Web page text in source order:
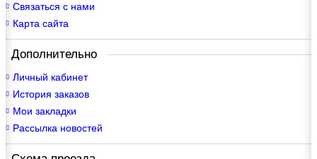
Связаться с нами
Карта сайта
Дополнительно
Личный кабинет
История заказов
Мои закладки
Рассылка новостей